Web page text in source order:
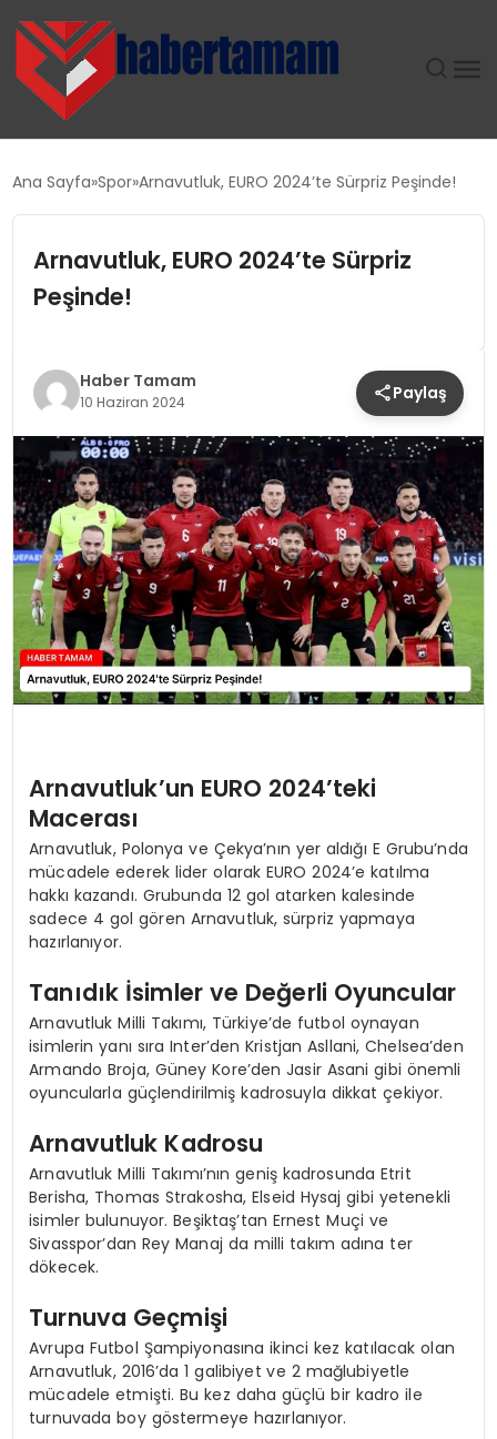
SPOR
EKONOMI
MAGAZIN
SIYASET
EĞITIM
YAŞAM
Ana Sayfa Spor Arnavutluk, EURO 2024’te Sürpriz Peşinde!
Arnavutluk, EURO 2024’te Sürpriz
Peşinde!
Haber Tamam
10 Haziran 2024 Paylaş
Arnavutluk’un EURO 2024’teki
Macerası
Arnavutluk, Polonya ve Çekya’nın yer aldığı E Grubu’nda
mücadele ederek lider olarak EURO 2024’e katılma
hakkı kazandı. Grubunda 12 gol atarken kalesinde
sadece 4 gol gören Arnavutluk, sürpriz yapmaya
hazırlanıyor.
Tanıdık İsimler ve Değerli Oyuncular
Arnavutluk Milli Takımı, Türkiye’de futbol oynayan
isimlerin yanı sıra Inter’den Kristjan Asllani, Chelsea’den
Armando Broja, Güney Kore’den Jasir Asani gibi önemli
oyuncularla güçlendirilmiş kadrosuyla dikkat çekiyor.
Arnavutluk Kadrosu
Arnavutluk Milli Takımı’nın geniş kadrosunda Etrit
Berisha, Thomas Strakosha, Elseid Hysaj gibi yetenekli
isimler bulunuyor. Beşiktaş’tan Ernest Muçi ve
Sivasspor’dan Rey Manaj da milli takım adına ter
dökecek.
Turnuva Geçmişi
Avrupa Futbol Şampiyonasına ikinci kez katılacak olan
Arnavutluk, 2016’da 1 galibiyet ve 2 mağlubiyetle
mücadele etmişti. Bu kez daha güçlü bir kadro ile
turnuvada boy göstermeye hazırlanıyor.